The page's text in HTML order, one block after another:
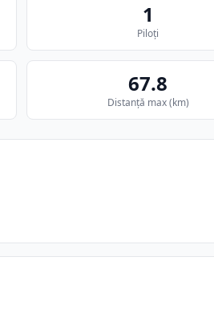
1
Piloți
67.8
Distanță max(km)